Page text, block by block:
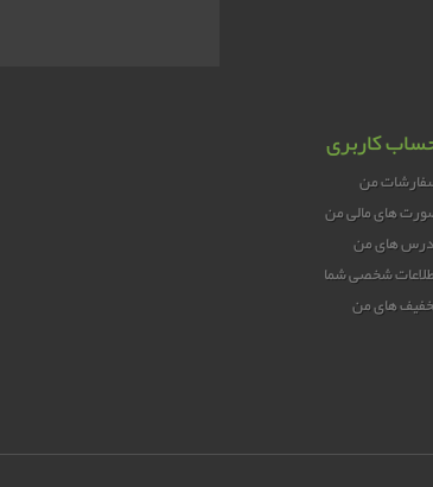
کاربری
من
های مالی من
های من
شخصی شما
های من